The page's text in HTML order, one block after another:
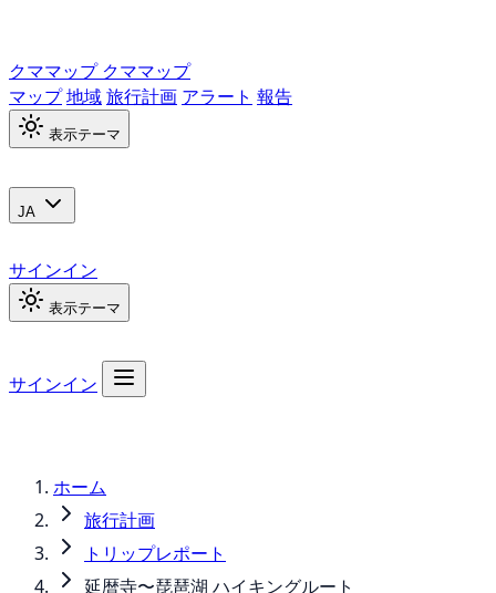
クママップ クママップ
マップ地域旅行計画 アラート 報告
表示テーマ
JA
サインイン
表示テーマ
サインイン
ホーム
旅行計画
トリップレポート
延暦寺〜琵琶湖 ハイキングルート